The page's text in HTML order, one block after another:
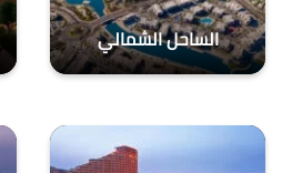
الساحل الشمالي